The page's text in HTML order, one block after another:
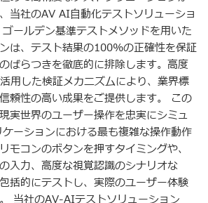
当社のAV AI自動化テストソリューショ
ールデン基準テストメソッドを用いた
は、テスト結果の100%の正確性を保証
ばらつきを徹底的に排除します。高度
用した検証メカニズムにより、業界標
頼性の高い成果をご提供します。 この
実世界のユーザー操作を忠実にシミュ
ーションにおける最も複雑な操作動作
モコンのボタンを押すタイミングや、
入力、高度な視覚認識のシナリオな
括的にテストし、実際のユーザー体験
当社のAV-AIテストソリューション